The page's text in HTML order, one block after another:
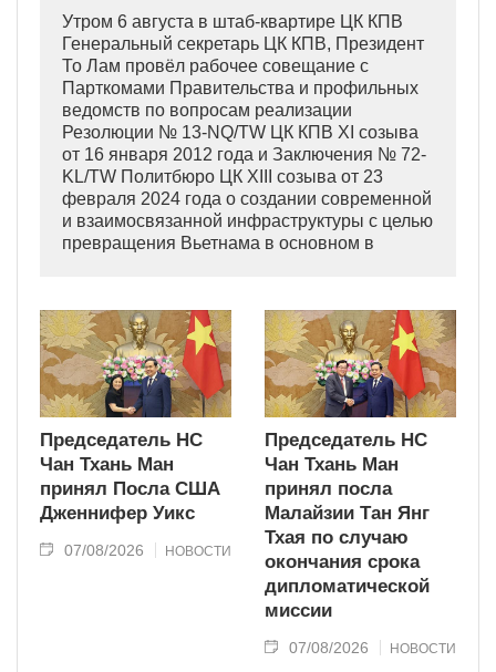
Утром 6 августа в штаб-квартире ЦК КПВ
Генеральный секретарь ЦК КПВ, Президент
То Лам провёл рабочее совещание с
Парткомами Правительства и профильных
ведомств по вопросам реализации
Резолюции № 13-NQ/TW ЦК КПВ XI созыва
от 16 января 2012 года и Заключения № 72-
KL/TW Политбюро ЦК XIII созыва от 23
февраля 2024 года о создании современной
и взаимосвязанной инфраструктуры с целью
превращения Вьетнама в основном в
Председатель НС
Чан Тхань Ман
принял Посла США
Дженнифер Уикс
07/08/2026 НОВОСТИ
Председатель НС
Чан Тхань Ман
принял посла
Малайзии Тан Янг
Тхая по случаю
окончания срока
дипломатической
миссии
07/08/2026 НОВОСТИ